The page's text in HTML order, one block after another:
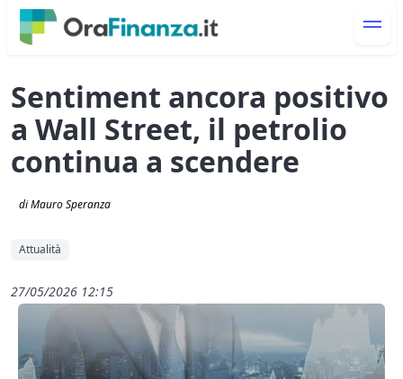
Sentiment ancora positivo
a Wall Street, il petrolio
continua a scendere
di Mauro Speranza
Attualità
27/05/2026 12:15